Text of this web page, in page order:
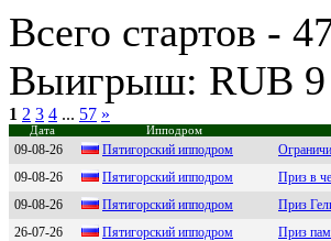
Всего стартов -
Выигрыш: RUB 9
1 2 3 4 ... 57 »
Дата Ипподром
09-08-26 Пятигopcкий иппoдpoм
09-08-26
Пятигopский иппoдpoм
Приз в
09-08-26
Пятигоpcкий ипподpом
Приз
26-07-26
Пятигoрcкий иппoдрoм
Приз